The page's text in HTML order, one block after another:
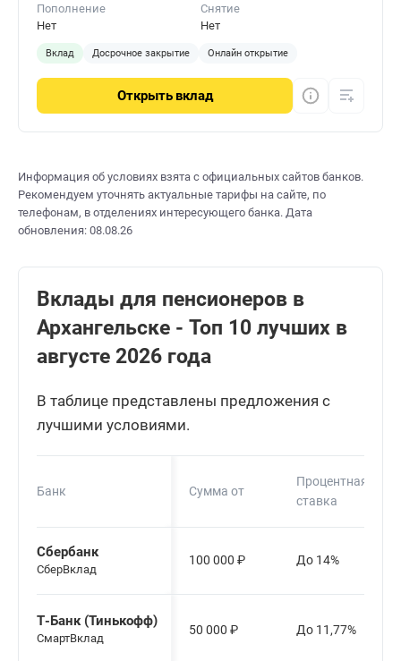
Пополнение
Нет
Снятие
Нет
Вклад Досрочное закрытие Онлайн открытие
Открыть вклад
Информация об условиях взята с официальных сайтов банков.
Рекомендуем уточнять актуальные тарифы на сайте, по
телефонам, в отделениях интересующего банка. Дата
обновления: 08.08.26
Вклады для пенсионеров в
Архангельске - Топ 10 лучших в
августе 2026 года
В таблице представлены предложения с
лучшими условиями.
Банк Сумма от
Процентная
ставка
Сбербанк
СберВклад
100 000 ₽ До 14%
Т-Банк (Тинькофф)
СмартВклад
50 000 ₽ До 11,77%